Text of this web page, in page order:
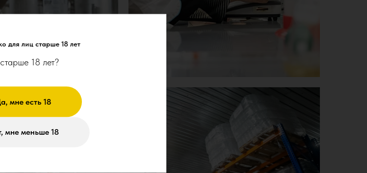
для лиц старше 18 лет
18 лет?
мне есть 18
мне меньше 18